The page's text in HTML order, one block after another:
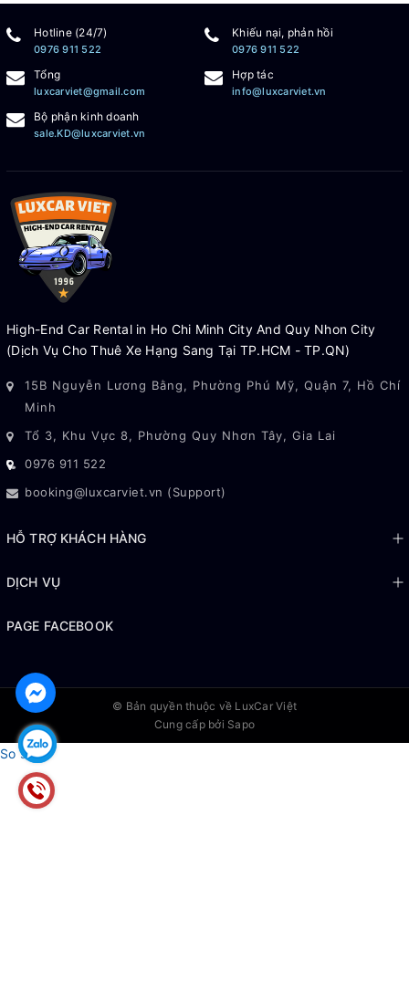
Hotline (24/7)
0976 911 522
Khiếu nại, phản hồi
0976 911 522
Tổng
luxcarviet@gmail.com
Hợp tác
info@luxcarviet.vn
Bộ phận kinh doanh
sale.KD@luxcarviet.vn
High-End Car Rental in Ho Chi Minh City And Quy Nhon City
(Dịch Vụ Cho Thuê Xe Hạng Sang Tại TP.HCM - TP.QN)
15B Nguyễn Lương Bằng, Phường Phú Mỹ, Quận 7, Hồ Chí
Minh
Tổ 3, Khu Vực 8, Phường Quy Nhơn Tây, Gia Lai
0976 911 522
booking@luxcarviet.vn (Support)
HỖ TRỢ KHÁCH HÀNG
DỊCH VỤ
PAGE FACEBOOK
© Bản quyền thuộc về LuxCar Việt
Cung cấp bởi Sapo
So sánh